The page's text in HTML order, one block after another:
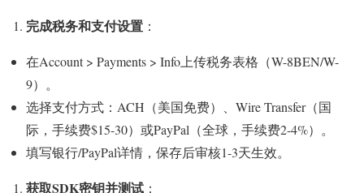
完成税务和支付设置 ：
在Account > Payments > Info上传税务表格（W-8BEN/W-
9）。
选择支付方式：ACH（美国免费）、Wire Transfer（国
际，手续费$15-30）或PayPal（全球，手续费2-4%）。
填写银行/PayPal详情，保存后审核1-3天生效。
获取SDK密钥并测试 ：